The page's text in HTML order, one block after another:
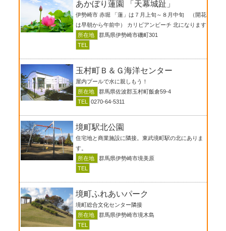
あかぼり蓮園 「天幕城趾」
伊勢崎市 赤堀 「蓮」は７月上旬～８月中旬 （開花
は早朝から午前中） カリビアンビーチ 北になります
所在地
群馬県伊勢崎市磯町301
TEL
玉村町Ｂ＆Ｇ海洋センター
屋内プールで水に親しもう！
所在地
群馬県佐波郡玉村町飯倉59-4
TEL
0270-64-5311
境町駅北公園
住宅地と商業施設に隣接。東武境町駅の北にありま
す。
所在地
群馬県伊勢崎市境美原
TEL
境町ふれあいパーク
境町総合文化センター隣接
所在地
群馬県伊勢崎市境木島
TEL